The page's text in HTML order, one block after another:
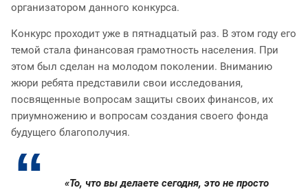
организатором данного конкурса.
Конкурс проходит уже в пятнадцатый раз. В этом году его
темой стала финансовая грамотность населения. При
этом был сделан на молодом поколении. Вниманию
жюри ребята представили свои исследования,
посвященные вопросам защиты своих финансов, их
приумножению и вопросам создания своего фонда
будущего благополучия.
«То, что вы делаете сегодня, это не просто